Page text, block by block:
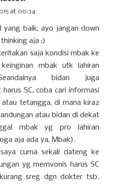
at 00:34
yang baik, ayo jangan down
aja :)
saja kondisi mbak ke
mbak utk lahiran
bidan juga
SC, coba cari informasi
atau tetangga, di mana kira2
atau bidan di dekat
mbak yg pro lahiran
aja ada ya, Mbak).
cuma sekali dateng ke
yg memvonis harus SC
sreg dgn dokter tsb.